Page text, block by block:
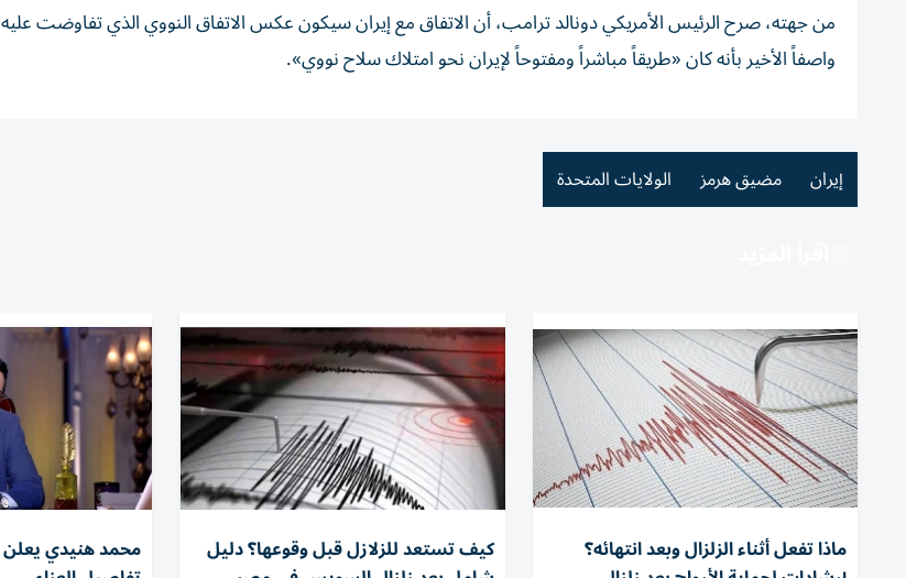
من جهته، صرح الرئيس الأمريكي دونالد ترامب، أنالاتفاق مع إيران سيكون عكس الاتفاق النووي الذي تفاوضت عليه
واصفاً الأخير بأنه كان «طريقاً مباشراً ومفتوحاً لإيران نحو امتلاك سلاح نووي».
إيران مضيق هرمز الولايات المتحدة
ماذا تفعل أثناء الزلزال وبعد انتهائه؟ كيف تستعد للزلازل قبل وقوعها؟ دليل محمد هنيدي يعلن